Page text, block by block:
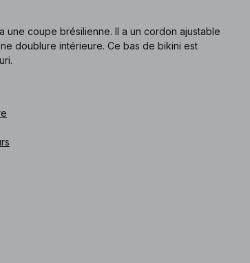
une coupe brésilienne. Il a un cordon ajustable
doublure intérieure. Ce bas de bikini est